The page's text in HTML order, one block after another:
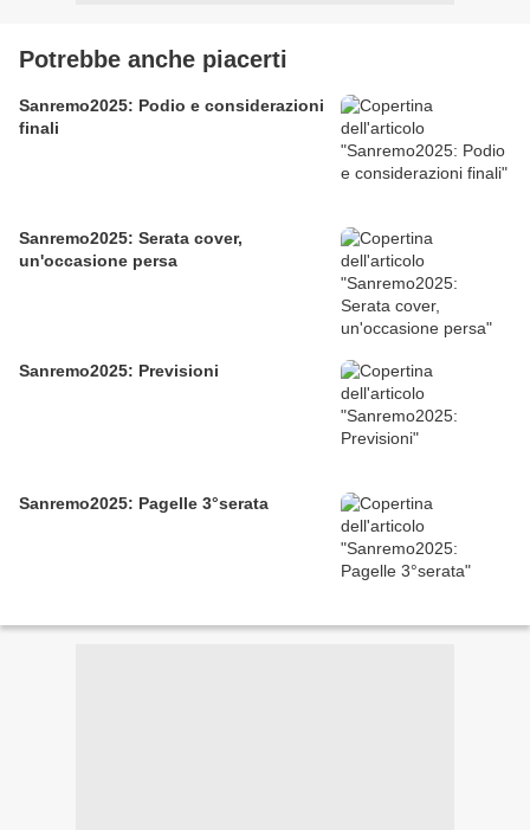
Potrebbe anche piacerti
Sanremo2025: Podio e considerazioni
finali
Sanremo2025: Serata cover,
un'occasione persa
Sanremo2025: Previsioni
Sanremo2025: Pagelle 3°serata